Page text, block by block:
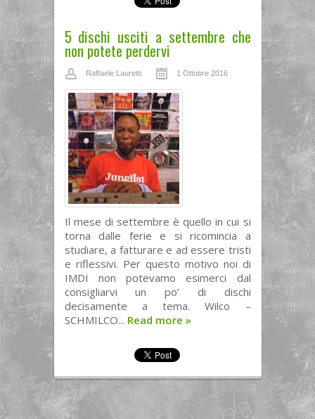
5 dischi usciti a settembre che
non potete perdervi
Raffaele Lauretti 1 Ottobre 2016
Il mese di settembre è quello in cui si
torna dalle ferie e si ricomincia a
studiare, a fatturare e ad essere tristi
e riflessivi. Per questo motivo noi di
IMDI non potevamo esimerci dal
consigliarvi un po’ di dischi
decisamente a tema. Wilco –
SCHMILCO... Read more »